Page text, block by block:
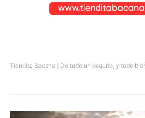
Tiendita Bacana | De todo un poquito, y todo